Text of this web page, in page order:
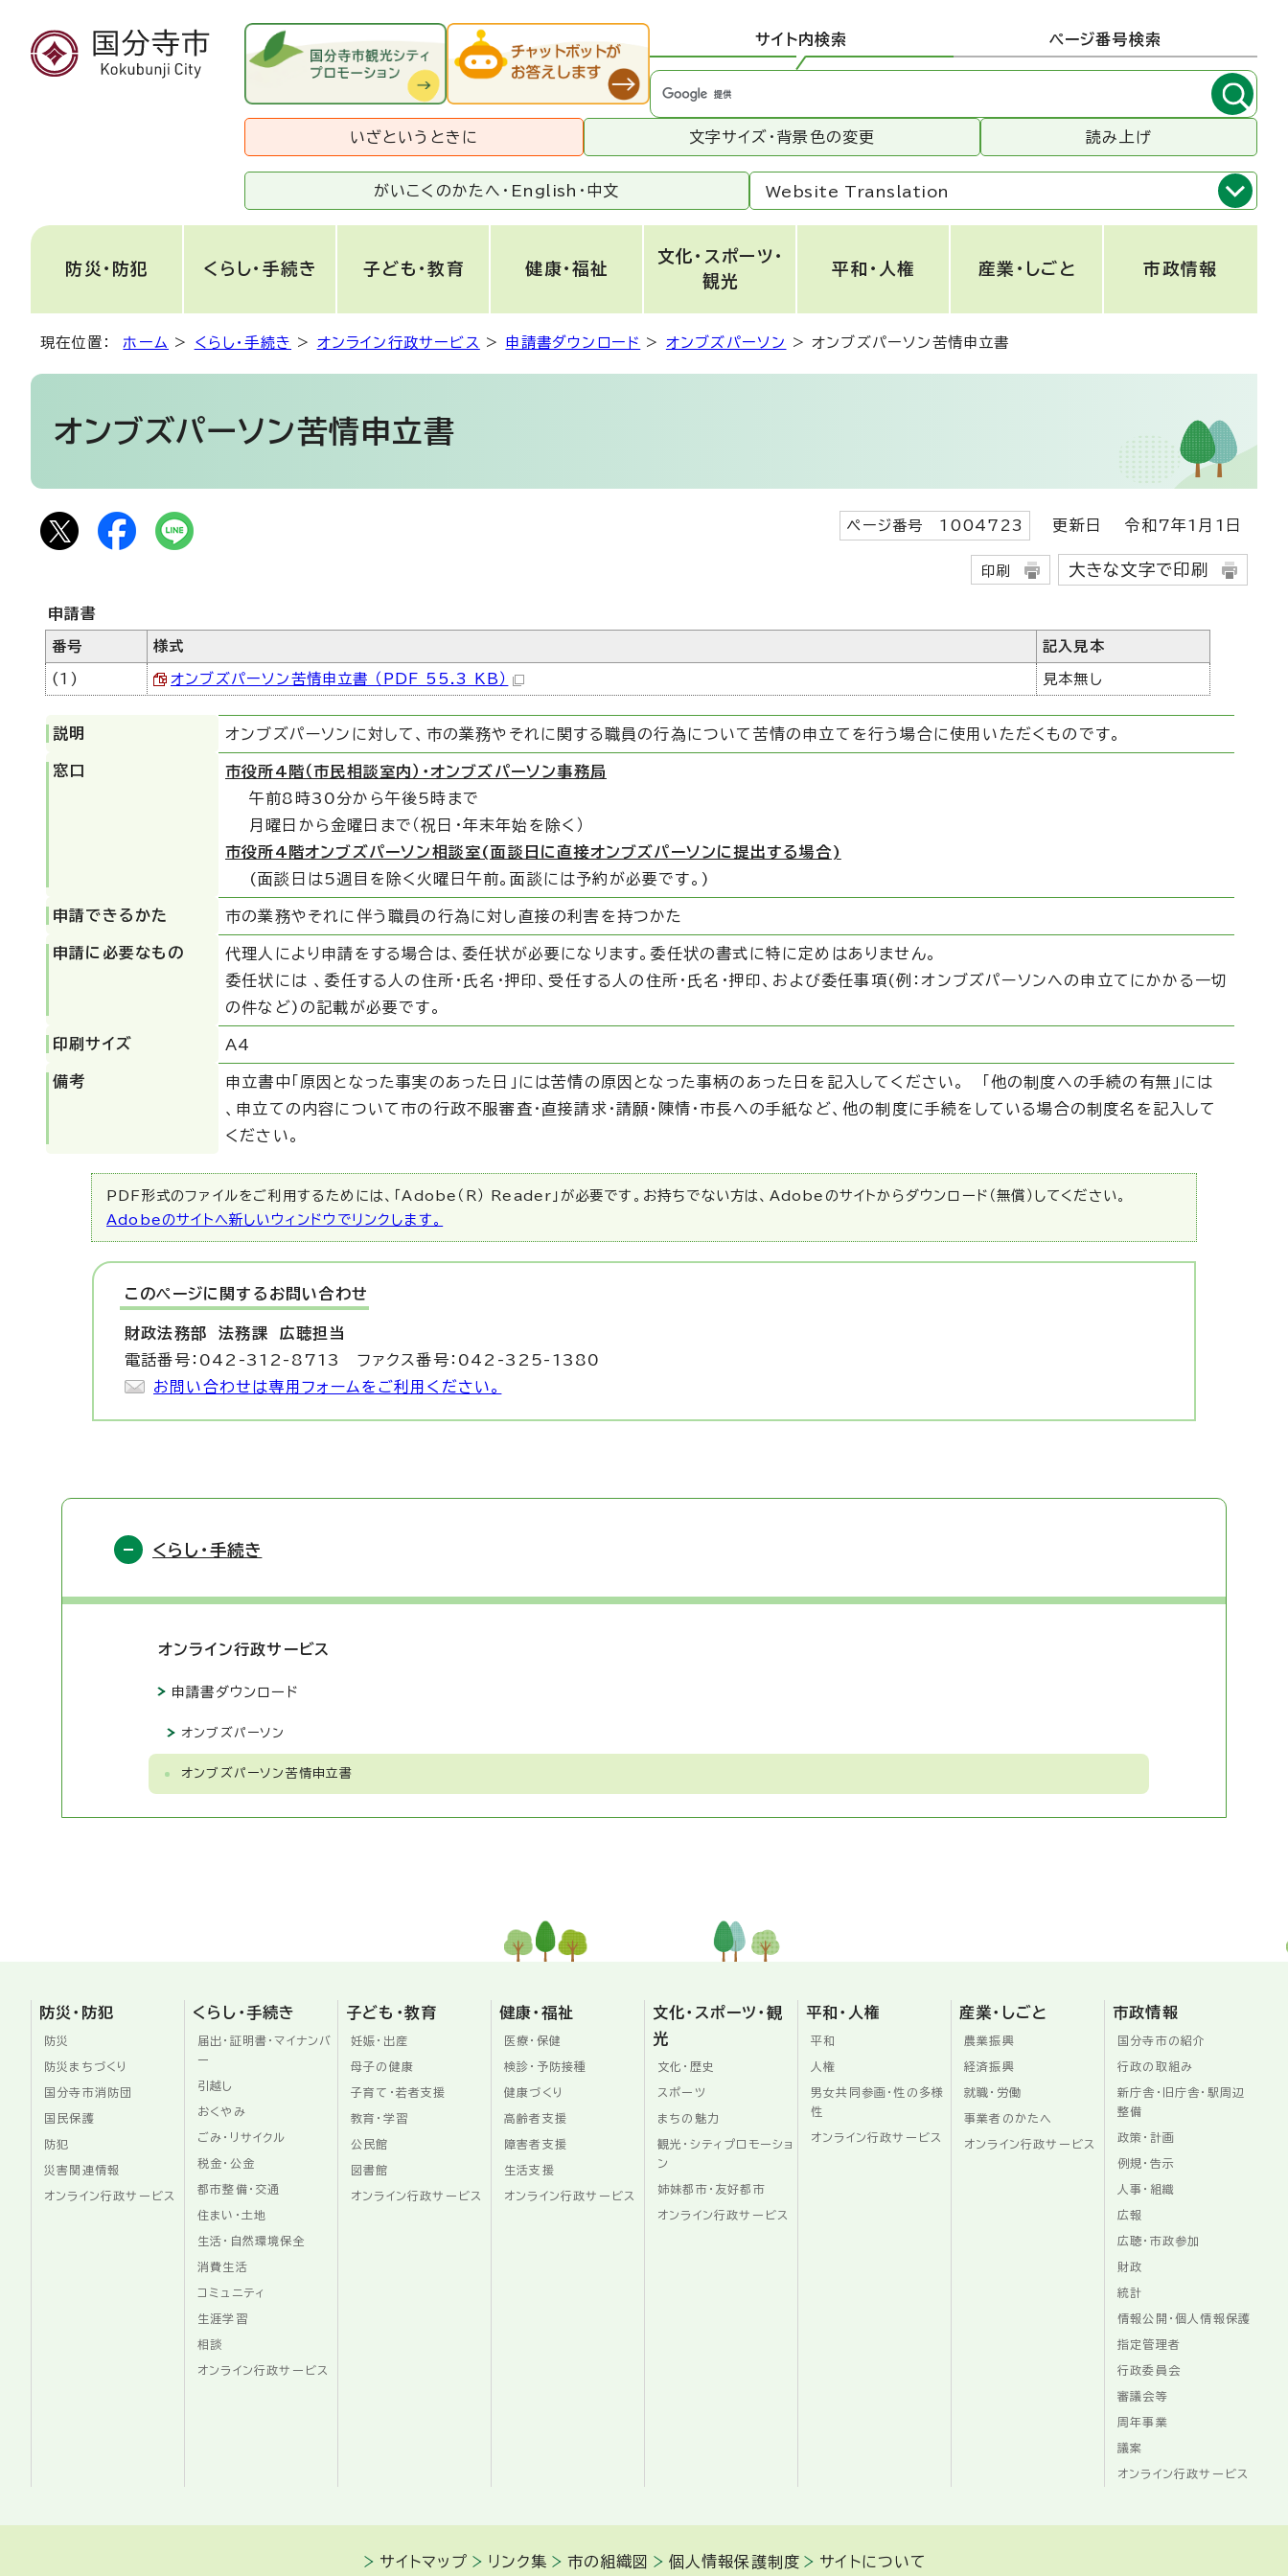
サイト内検索 ページ番号検索
いざというときに 文字サイズ・背景色の変更 読み上げ
がいこくのかたへ・ English ・ 中文 Website Translation
防災・防犯 くらし・手続き 子ども・教育 健康・福祉
文化・スポーツ・
観光
平和・人権 産業・しごと 市政情報
現在位置： ホーム > くらし・手続き > オンライン行政サービス > 申請書ダウンロード > オンブズパーソン > オンブズパーソン苦情申立書
オンブズパーソン苦情申立書
ページ番号 1004723 更新日 令和7年1月1日
印刷 大きな文字で印刷
申請書
番号 様式 記入見本
(1) オンブズパーソン苦情申立書 （PDF 55.3 KB） 見本無し
説明 オンブズパーソンに対して、市の業務やそれに関する職員の行為について苦情の申立てを行う場合に使用いただくものです。
窓口
市役所4階（市民相談室内）・オンブズパーソン事務局
午前8時30分から午後5時まで
月曜日から金曜日まで（祝日・年末年始を除く）
市役所4階オンブズパーソン相談室(面談日に直接オンブズパーソンに提出する場合)
(面談日は5週目を除く火曜日午前。面談には予約が必要です。)
申請できるかた 市の業務やそれに伴う職員の行為に対し直接の利害を持つかた
申請に必要なもの
代理人により申請をする場合は、委任状が必要になります。委任状の書式に特に定めはありません。
委任状には 、委任する人の住所・氏名・押印、受任する人の住所・氏名・押印、および委任事項(例：オンブズパーソンへの申立てにかかる一切
の件など)の記載が必要です。
印刷サイズ A4
備考
申立書中「原因となった事実のあった日」には苦情の原因となった事柄のあった日を記入してください。 「他の制度への手続の有無」には
、申立ての内容について市の行政不服審査・直接請求・請願・陳情・市長への手紙など、他の制度に手続をしている場合の制度名を記入して
ください。
PDF形式のファイルをご利用するためには、「Adobe（R） Reader」が必要です。お持ちでない方は、Adobeのサイトからダウンロード（無償）してください。
Adobeのサイトへ新しいウィンドウでリンクします。
このページに関する お問い合わせ
財政法務部 法務課 広聴担当
電話番号：042-312-8713 ファクス番号：042-325-1380
お問い合わせは専用フォームをご利用ください。
くらし・手続き
オンライン行政サービス
申請書ダウンロード
オンブズパーソン
オンブズパーソン苦情申立書
防災・防犯
防災
防災まちづくり
国分寺市消防団
国民保護
防犯
災害関連情報
オンライン行政サービス
くらし・手続き
届出・証明書・マイナンバ
ー
引越し
おくやみ
ごみ・リサイクル
税金・公金
都市整備・交通
住まい・土地
生活・自然環境保全
消費生活
コミュニティ
生涯学習
相談
オンライン行政サービス
子ども・教育
妊娠・出産
母子の健康
子育て・若者支援
教育・学習
公民館
図書館
オンライン行政サービス
健康・福祉
医療・保健
検診・予防接種
健康づくり
高齢者支援
障害者支援
生活支援
オンライン行政サービス
文化・スポーツ・観
光
文化・歴史
スポーツ
まちの魅力
観光・シティプロモーショ
ン
姉妹都市・友好都市
オンライン行政サービス
平和・人権
平和
人権
男女共同参画・性の多様
性
オンライン行政サービス
産業・しごと
農業振興
経済振興
就職・労働
事業者のかたへ
オンライン行政サービス
市政情報
国分寺市の紹介
行政の取組み
新庁舎・旧庁舎・駅周辺
整備
政策・計画
例規・告示
人事・組織
広報
広聴・市政参加
財政
統計
情報公開・個人情報保護
指定管理者
行政委員会
審議会等
周年事業
議案
オンライン行政サービス
サイトマップ リンク集 市の組織図 個人情報保護制度 サイトについて